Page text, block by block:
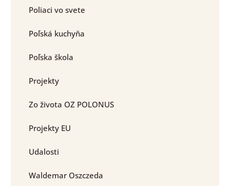
Poliaci vo svete
Poľská kuchyňa
Poľska škola
Projekty
Zo života OZ POLONUS
Projekty EU
Udalosti
Waldemar Oszczeda